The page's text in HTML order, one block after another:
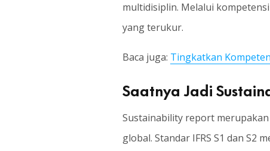
multidisiplin. Melalui
yang terukur.
Baca juga: Tingkatkan
Saatnya Jadi
Sustainability report
global. Standar IFRS S1 dan